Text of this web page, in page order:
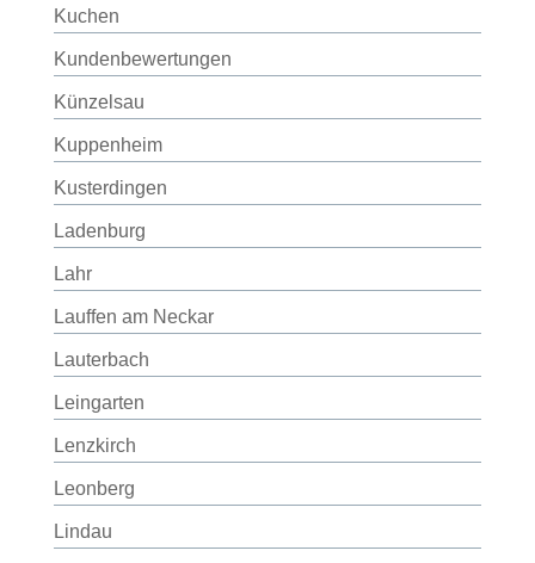
Kuchen
Kundenbewertungen
Künzelsau
Kuppenheim
Kusterdingen
Ladenburg
Lahr
Lauffen am Neckar
Lauterbach
Leingarten
Lenzkirch
Leonberg
Lindau